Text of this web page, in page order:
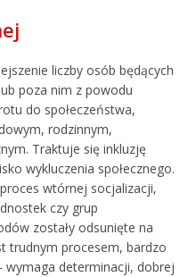
liczby osób będących
poza nim z powodu
do społeczeństwa,
rodzinnym,
Traktuje się inkluzję
wykluczenia społecznego.
wtórnej socjalizacji,
czy grup
zostały odsunięte na
trudnym procesem, bardzo
wymaga determinacji, dobrej